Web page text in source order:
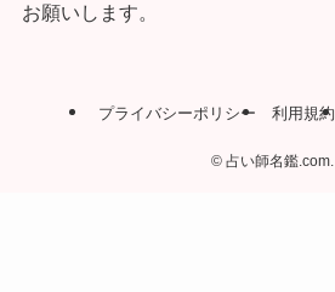
お願いします。
プライバシーポリシー 利用規約
©占い師名鑑.com.